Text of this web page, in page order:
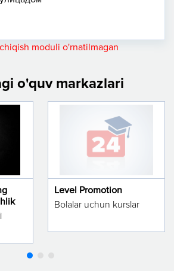
moduli o'rnatilmagan
o'quv markazlari
Level Promotion
Bolalar uchun kurslar